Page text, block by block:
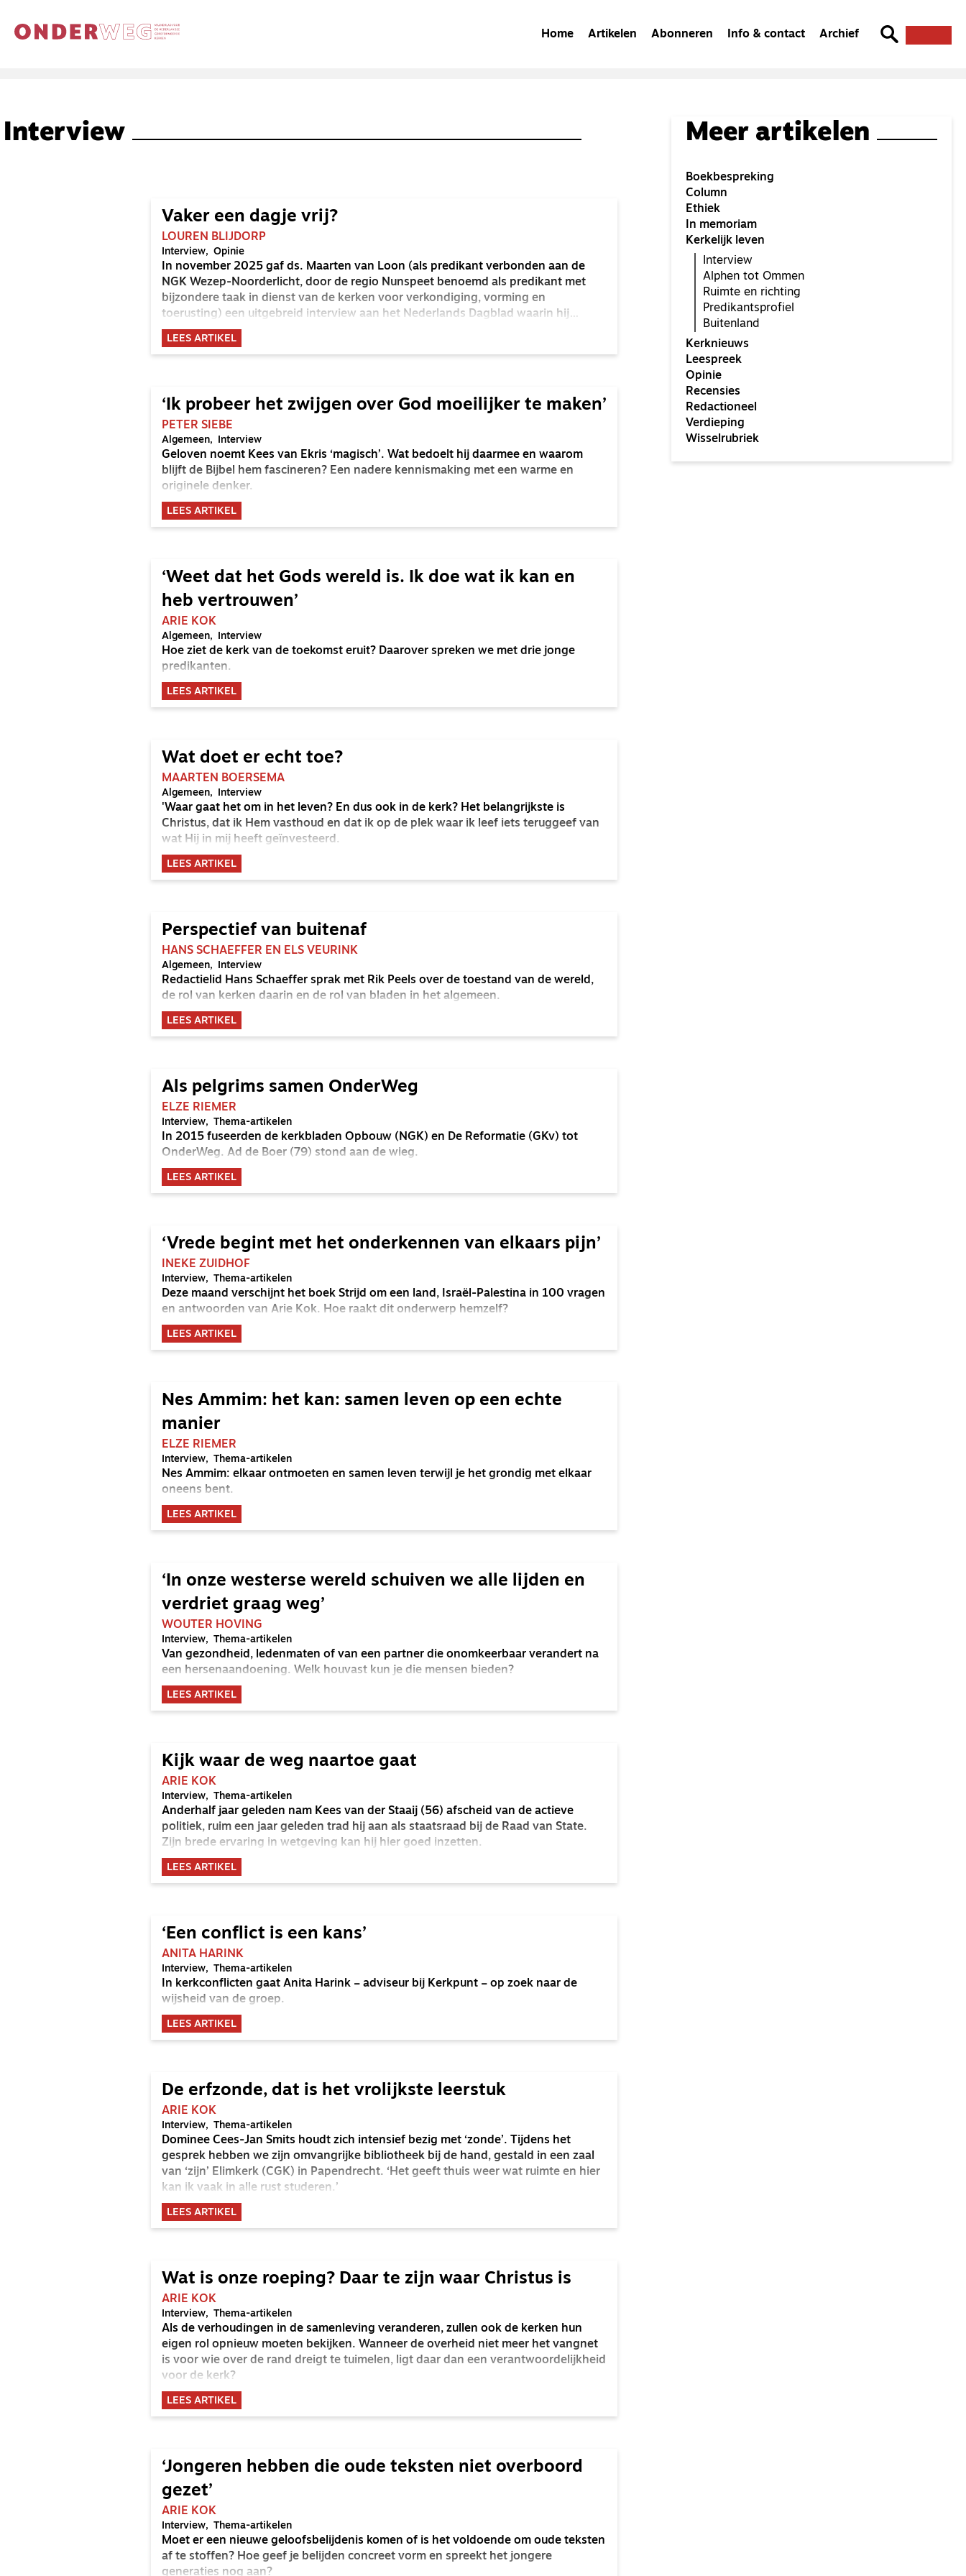
Home Artikelen Abonneren Info & contact Archief
Interview
Vaker een dagje vrij?
LOUREN BLIJDORP
Interview Opinie
In november 2025 gaf ds. Maarten van Loon (als predikant verbonden aan de
NGK Wezep-Noorderlicht, door de regio Nunspeet benoemd als predikant met
bijzondere taak in dienst van de kerken voor verkondiging, vorming en
toerusting) een uitgebreid interview aan het Nederlands Dagblad waarin hij
uitlegde waarom hij het werk als gemeentepredikant neerlegde. Vervolgens
verschenen in het Nederlands Dagblad verschillende artikelen naar aanleiding
LEES ARTIKEL
‘Ik probeer het zwijgen over God moeilijker te maken’
PETER SIEBE
Algemeen Interview
Geloven noemt Kees van Ekris ‘magisch’. Wat bedoelt hij daarmee en waarom
blijft de Bijbel hem fascineren? Een nadere kennismaking met een warme en
originele denker.
LEES ARTIKEL
‘Weet dat het Gods wereld is. Ik doe wat ik kan en
heb vertrouwen’
ARIE KOK
Algemeen Interview
Hoe ziet de kerk van de toekomst eruit? Daarover spreken we met drie jonge
predikanten.
LEES ARTIKEL
Wat doet er echt toe?
MAARTEN BOERSEMA
Algemeen Interview
'Waar gaat het om in het leven? En dus ook in de kerk? Het belangrijkste is
Christus, dat ik Hem vasthoud en dat ik op de plek waar ik leef iets teruggeef van
wat Hij in mij heeft geïnvesteerd.
LEES ARTIKEL
Perspectief van buitenaf
HANS SCHAEFFER EN ELS VEURINK
Algemeen Interview
Redactielid Hans Schaeffer sprak met Rik Peels over de toestand van de wereld,
de rol van kerken daarin en de rol van bladen in het algemeen.
LEES ARTIKEL
Als pelgrims samen OnderWeg
ELZE RIEMER
Interview Thema-artikelen
In 2015 fuseerden de kerkbladen Opbouw (NGK) en De Reformatie (GKv) tot
OnderWeg. Ad de Boer (79) stond aan de wieg.
LEES ARTIKEL
‘Vrede begint met het onderkennen van elkaars pijn’
INEKE ZUIDHOF
Interview Thema-artikelen
Deze maand verschijnt het boek Strijd om een land, Israël-Palestina in 100 vragen
en antwoorden van Arie Kok. Hoe raakt dit onderwerp hemzelf?
LEES ARTIKEL
Nes Ammim: het kan: samen leven op een echte
manier
ELZE RIEMER
Interview Thema-artikelen
Nes Ammim: elkaar ontmoeten en samen leven terwijl je het grondig met elkaar
oneens bent.
LEES ARTIKEL
‘In onze westerse wereld schuiven we alle lijden en
verdriet graag weg’
WOUTER HOVING
Interview Thema-artikelen
Van gezondheid, ledenmaten of van een partner die onomkeerbaar verandert na
een hersenaandoening. Welk houvast kun je die mensen bieden?
LEES ARTIKEL
Kijk waar de weg naartoe gaat
ARIE KOK
Interview Thema-artikelen
Anderhalf jaar geleden nam Kees van der Staaij (56) afscheid van de actieve
politiek, ruim een jaar geleden trad hij aan als staatsraad bij de Raad van State.
Zijn brede ervaring in wetgeving kan hij hier goed inzetten.
LEES ARTIKEL
‘Een conflict is een kans’
ANITA HARINK
Interview Thema-artikelen
In kerkconflicten gaat Anita Harink – adviseur bij Kerkpunt – op zoek naar de
wijsheid van de groep.
LEES ARTIKEL
De erfzonde, dat is het vrolijkste leerstuk
ARIE KOK
Interview Thema-artikelen
Dominee Cees-Jan Smits houdt zich intensief bezig met ‘zonde’. Tijdens het
gesprek hebben we zijn omvangrijke bibliotheek bij de hand, gestald in een zaal
van ‘zijn’ Elimkerk (CGK) in Papendrecht. ‘Het geeft thuis weer wat ruimte en hier
kan ik vaak in alle rust studeren.’
LEES ARTIKEL
Wat is onze roeping? Daar te zijn waar Christus is
ARIE KOK
Interview Thema-artikelen
Als de verhoudingen in de samenleving veranderen, zullen ook de kerken hun
eigen rol opnieuw moeten bekijken. Wanneer de overheid niet meer het vangnet
is voor wie over de rand dreigt te tuimelen, ligt daar dan een verantwoordelijkheid
voor de kerk?
LEES ARTIKEL
‘Jongeren hebben die oude teksten niet overboord
gezet’
ARIE KOK
Interview Thema-artikelen
Moet er een nieuwe geloofsbelijdenis komen of is het voldoende om oude teksten
af te stoffen? Hoe geef je belijden concreet vorm en spreekt het jongere
generaties nog aan?
Meer artikelen
Boekbespreking
Column
Ethiek
In memoriam
Kerkelijk leven
Interview
Alphen tot Ommen
Ruimte en richting
Predikantsprofiel
Buitenland
Kerknieuws
Leespreek
Opinie
Recensies
Redactioneel
Verdieping
Wisselrubriek